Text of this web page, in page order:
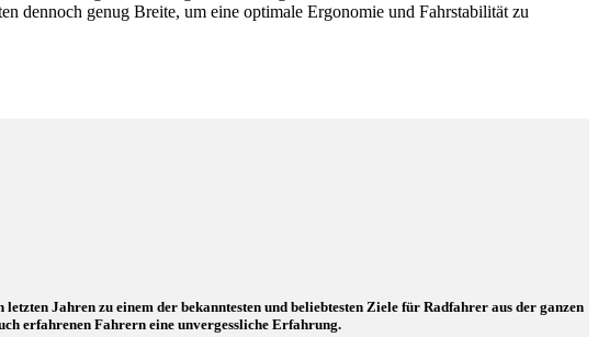
dennoch genug Breite, um eine optimale Ergonomie und Fahrstabilität zu
Jahren zu einem der bekanntesten und beliebtesten Ziele für Radfahrer aus der ganzen
erfahrenen Fahrern eine unvergessliche Erfahrung.